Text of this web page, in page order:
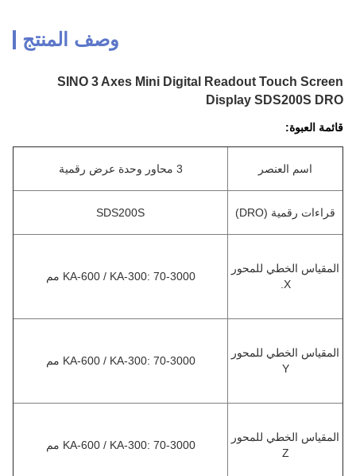
وصف المنتج
SINO 3 Axes Mini Digital Readout Touch Screen
Display SDS200S DRO
قائمة العبوة:
اسم العنصر 3 محاور وحدة عرض رقمية
قراءات رقمية (DRO) SDS200S
المقياس الخطي للمحور
X.
KA-600 / KA-300: 70-3000 مم
المقياس الخطي للمحور
Y
KA-600 / KA-300: 70-3000 مم
المقياس الخطي للمحور
Z
KA-600 / KA-300: 70-3000 مم